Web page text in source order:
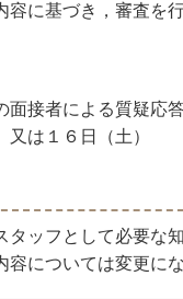
に基づき，審査を行
接者による質疑応答
は１６日（土）
ッフとして必要な
については変更に